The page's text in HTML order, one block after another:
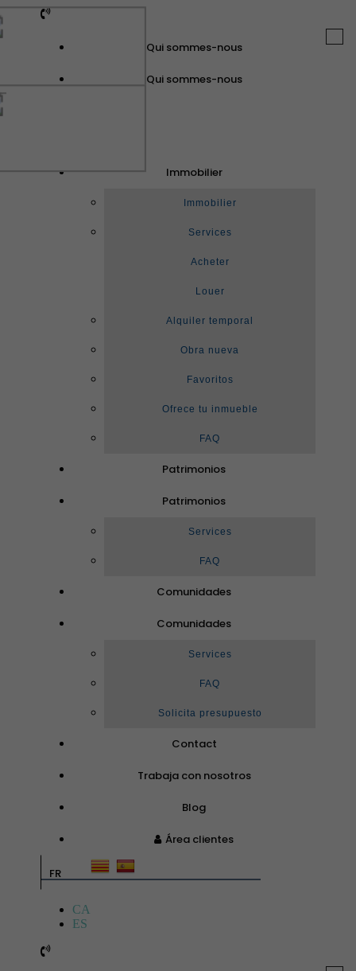
Qui sommes-nous
Qui sommes-nous
Immobilier
Immobilier
Services
Acheter
Louer
Alquiler temporal
Obra nueva
Favoritos
Ofrece tu inmueble
FAQ
Patrimonios
Patrimonios
Services
FAQ
Comunidades
Comunidades
Services
FAQ
Solicita presupuesto
Contact
Trabaja con nosotros
Blog
Área clientes
FR
CA
ES